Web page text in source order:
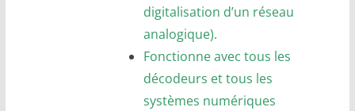
digitalisation d’un réseau
analogique).
Fonctionne avec tous les
décodeurs et tous les
systèmes numériques